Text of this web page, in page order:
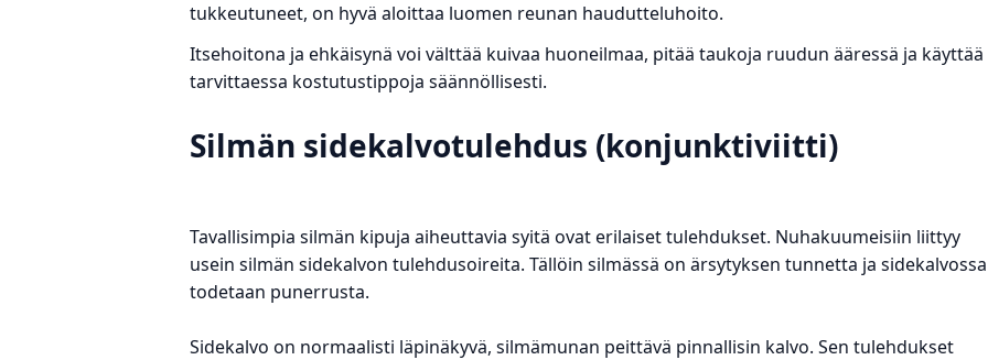
tukkeutuneet, on hyvä aloittaa luomen reunan haudutteluhoito.
Itsehoitona ja ehkäisynä voi välttää kuivaa huoneilmaa, pitää taukoja ruudun ääressä ja käyttää
tarvittaessa kostutustippoja säännöllisesti.
Silmän sidekalvotulehdus (konjunktiviitti)
Tavallisimpia silmän kipuja aiheuttavia syitä ovat erilaiset tulehdukset. Nuhakuumeisiin liittyy
usein silmän sidekalvon tulehdusoireita. Tällöin silmässä on ärsytyksen tunnetta ja sidekalvossa
todetaan punerrusta.
Sidekalvo on normaalisti läpinäkyvä, silmämunan peittävä pinnallisin kalvo. Sen tulehdukset